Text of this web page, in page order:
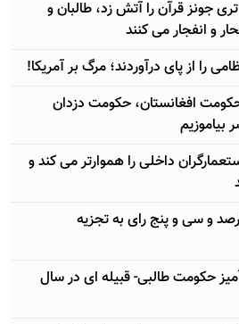
جونز قرآن را آتش زد، طالبان و
و انفجار می کنند
افغانستان، حکومت دزدان
داخلی را هموارتر می کند و
و سی و پنج رای به تجزیه
حکومت طالبی- قبیله ای در سال